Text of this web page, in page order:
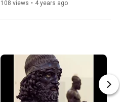
ReggioTV  (Servizio di
108 views • 4 years ago